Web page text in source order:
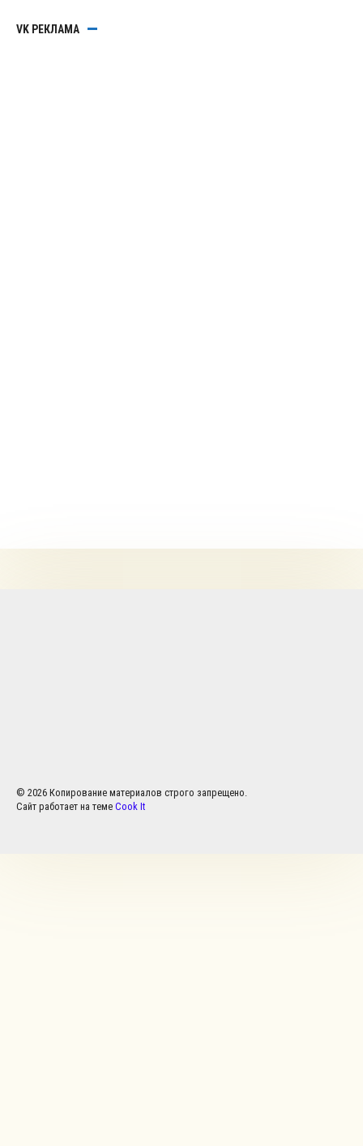
VK РЕКЛАМА
© 2026 Копирование материалов строго запрещено.
Сайт работает на теме Cook It